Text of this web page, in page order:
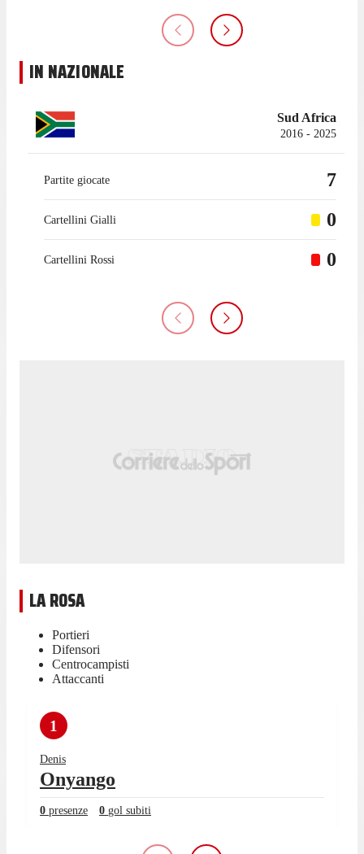
IN NAZIONALE
Sud Africa
2016 - 2025
Partite giocate 7
Cartellini Gialli 0
Cartellini Rossi 0
LA ROSA
Portieri
Difensori
Centrocampisti
Attaccanti
1
Denis
Onyango
0 presenze 0 gol subiti